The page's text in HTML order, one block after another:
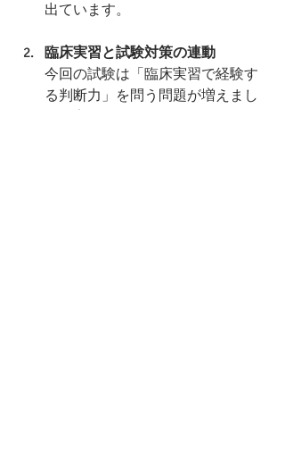
出ています。
臨床実習と試験対策の連動
今回の試験は「臨床実習で経験す
る判断力」を問う問題が増えまし